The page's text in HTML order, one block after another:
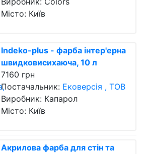
Місто: Київ
Indeko-plus - фарба інтер'ерна
швидковисихаюча, 10 л
7160 грн
Постачальник: Ековерсія , ТОВ
Виробник: Капарол
Місто: Київ
Акрилова фарба для стін та